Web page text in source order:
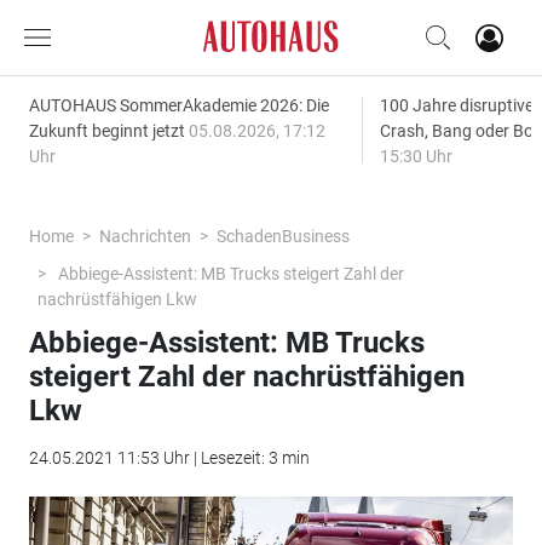
AUTOHAUS SommerAkademie 2026: Die
Zukunft beginnt jetzt 05.08.2026, 17:12
Uhr
100 Jahre disruptive
Crash, Bang oder
15:30 Uhr
Home Nachrichten
SchadenBusiness
Abbiege-Assistent: MB Trucks steigert Zahl der
nachrüstfähigen Lkw
Abbiege-Assistent: MB Trucks
steigert Zahl der nachrüstfähigen
Lkw
24.05.2021 11:53 Uhr | Lesezeit: 3 min